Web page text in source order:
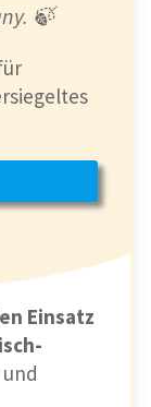
🍃
Einsatz